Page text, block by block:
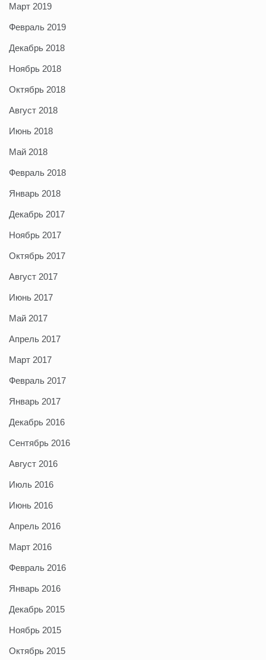
Март 2019
Февраль 2019
Декабрь 2018
Ноябрь 2018
Октябрь 2018
Август 2018
Июнь 2018
Май 2018
Февраль 2018
Январь 2018
Декабрь 2017
Ноябрь 2017
Октябрь 2017
Август 2017
Июнь 2017
Май 2017
Апрель 2017
Март 2017
Февраль 2017
Январь 2017
Декабрь 2016
Сентябрь 2016
Август 2016
Июль 2016
Июнь 2016
Апрель 2016
Март 2016
Февраль 2016
Январь 2016
Декабрь 2015
Ноябрь 2015
Октябрь 2015